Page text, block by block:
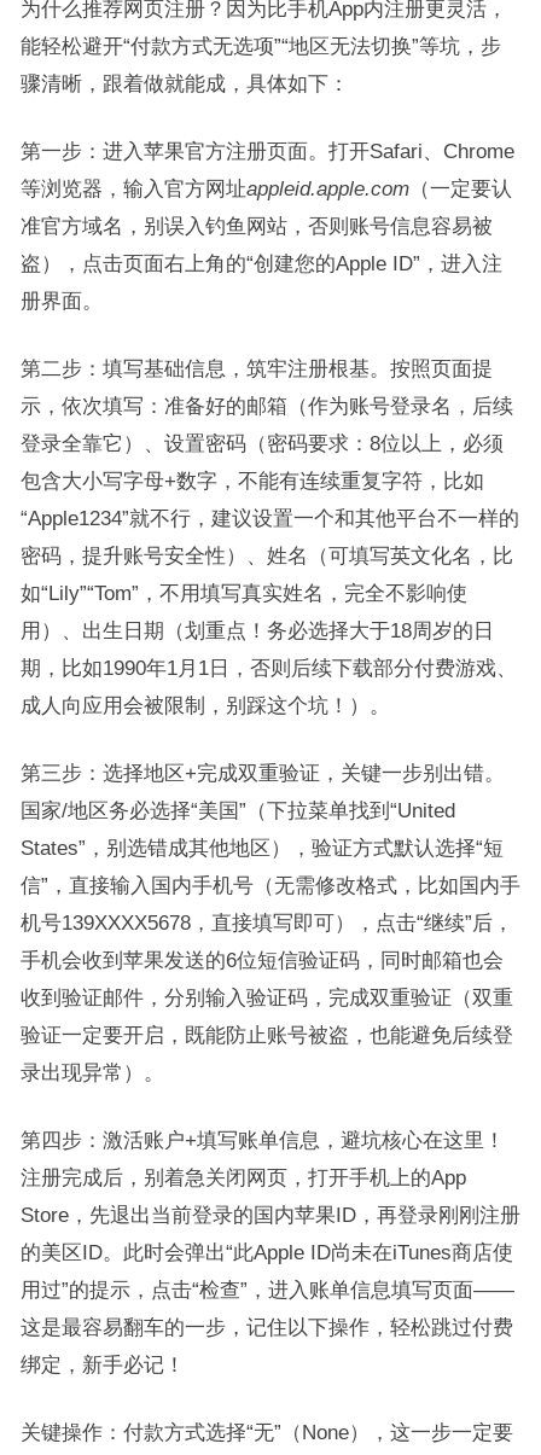
为什么推荐网页注册？因为比手机App内注册更灵活，
能轻松避开“付款方式无选项”“地区无法切换”等坑，步
骤清晰，跟着做就能成，具体如下：
第一步：进入苹果官方注册页面。打开Safari、Chrome
等浏览器，输入官方网址appleid.apple.com（一定要认
准官方域名，别误入钓鱼网站，否则账号信息容易被
盗），点击页面右上角的“创建您的Apple ID”，进入注
册界面。
第二步：填写基础信息，筑牢注册根基。按照页面提
示，依次填写：准备好的邮箱（作为账号登录名，后续
登录全靠它）、设置密码（密码要求：8位以上，必须
包含大小写字母+数字，不能有连续重复字符，比如
“Apple1234”就不行，建议设置一个和其他平台不一样的
密码，提升账号安全性）、姓名（可填写英文化名，比
如“Lily”“Tom”，不用填写真实姓名，完全不影响使
用）、出生日期（划重点！务必选择大于18周岁的日
期，比如1990年1月1日，否则后续下载部分付费游戏、
成人向应用会被限制，别踩这个坑！）。
第三步：选择地区+完成双重验证，关键一步别出错。
国家/地区务必选择“美国”（下拉菜单找到“United
States”，别选错成其他地区），验证方式默认选择“短
信”，直接输入国内手机号（无需修改格式，比如国内手
机号139XXXX5678，直接填写即可），点击“继续”后，
手机会收到苹果发送的6位短信验证码，同时邮箱也会
收到验证邮件，分别输入验证码，完成双重验证（双重
验证一定要开启，既能防止账号被盗，也能避免后续登
录出现异常）。
第四步：激活账户+填写账单信息，避坑核心在这里！
注册完成后，别着急关闭网页，打开手机上的App
Store，先退出当前登录的国内苹果ID，再登录刚刚注册
的美区ID。此时会弹出“此Apple ID尚未在iTunes商店使
用过”的提示，点击“检查”，进入账单信息填写页面——
这是最容易翻车的一步，记住以下操作，轻松跳过付费
绑定，新手必记！
关键操作：付款方式选择“无”（None），这一步一定要